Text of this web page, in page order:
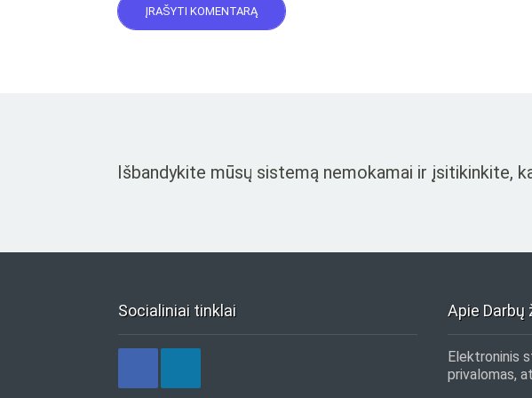
Išbandykite mūsų sistemą nemokamai ir įsitikinkite,
Socialiniai tinklai Apie Darbų
Elektroninis
privalomas,